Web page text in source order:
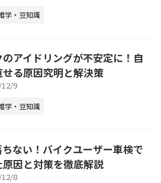
学・豆知識
アイドリングが不安定に！自
る原因究明と解決策
12/9
学・豆知識
ちない！バイクユーザー車検で
因と対策を徹底解説
12/8